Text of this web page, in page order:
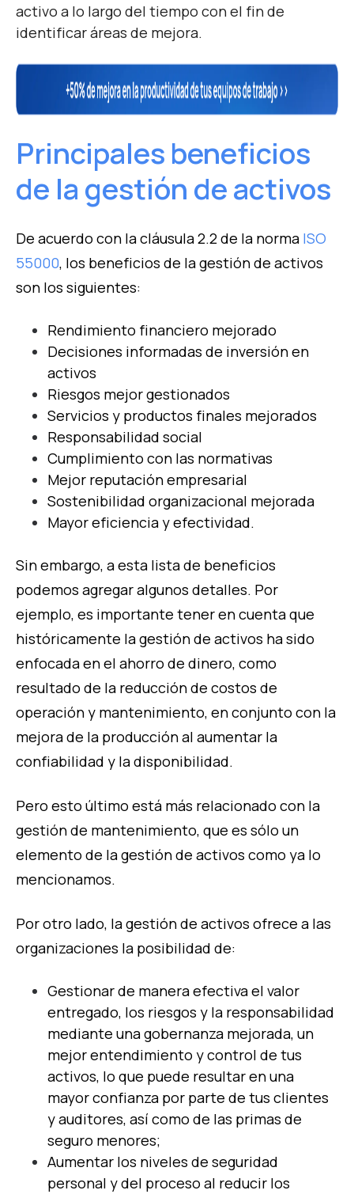
activo a lo largo del tiempo con el fin de
identificar áreas de mejora.
Principales beneficios
de la gestión de activos
De acuerdo con la cláusula 2.2 de la norma ISO
55000, los beneficios de la gestión de activos
son los siguientes:
Rendimiento financiero mejorado
Decisiones informadas de inversión en
activos
Riesgos mejor gestionados
Servicios y productos finales mejorados
Responsabilidad social
Cumplimiento con las normativas
Mejor reputación empresarial
Sostenibilidad organizacional mejorada
Mayor eficiencia y efectividad.
Sin embargo, a esta lista de beneficios
podemos agregar algunos detalles. Por
ejemplo, es importante tener en cuenta que
históricamente la gestión de activos ha sido
enfocada en el ahorro de dinero, como
resultado de la reducción de costos de
operación y mantenimiento, en conjunto con la
mejora de la producción al aumentar la
confiabilidad y la disponibilidad.
Pero esto último está más relacionado con la
gestión de mantenimiento, que es sólo un
elemento de la gestión de activos como ya lo
mencionamos.
Por otro lado, la gestión de activos ofrece a las
organizaciones la posibilidad de:
Gestionar de manera efectiva el valor
entregado, los riesgos y la responsabilidad
mediante una gobernanza mejorada, un
mejor entendimiento y control de tus
activos, lo que puede resultar en una
mayor confianza por parte de tus clientes
y auditores, así como de las primas de
seguro menores;
Aumentar los niveles de seguridad
personal y del proceso al reducir los